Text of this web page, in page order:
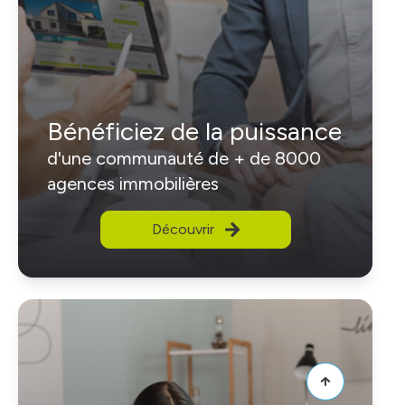
Bénéficiez de la puissance
d'une communauté de + de 8000
agences immobilières
Découvrir